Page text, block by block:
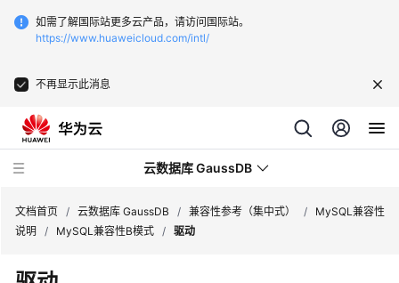
如需了解国际站更多云产品，请访问国际站。
https://www.huaweicloud.com/intl/
不再显示此消息
云数据库 GaussDB
文档首页 / 云数据库 GaussDB / 兼容性参考（集中式） /
MySQL兼容性
说明
/ MySQL兼容性B模式 / 驱动